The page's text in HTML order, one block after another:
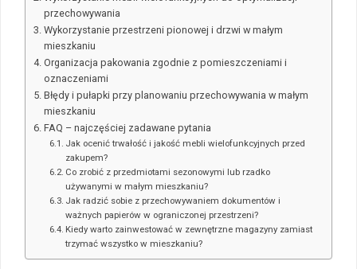
przechowywania
Wykorzystanie przestrzeni pionowej i drzwi w małym
mieszkaniu
Organizacja pakowania zgodnie z pomieszczeniami i
oznaczeniami
Błędy i pułapki przy planowaniu przechowywania w małym
mieszkaniu
FAQ – najczęściej zadawane pytania
Jak ocenić trwałość i jakość mebli wielofunkcyjnych przed
zakupem?
Co zrobić z przedmiotami sezonowymi lub rzadko
używanymi w małym mieszkaniu?
Jak radzić sobie z przechowywaniem dokumentów i
ważnych papierów w ograniczonej przestrzeni?
Kiedy warto zainwestować w zewnętrzne magazyny zamiast
trzymać wszystko w mieszkaniu?